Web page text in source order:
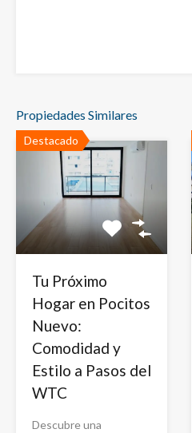
Propiedades Similares
Destacado
Tu Próximo
Hogar en Pocitos
Nuevo:
Comodidad y
Estilo a Pasos del
WTC
Descubre una